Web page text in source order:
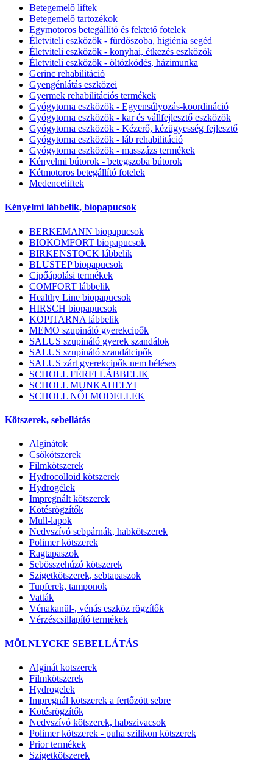
Betegemelő liftek
Betegemelő tartozékok
Egymotoros betegállító és fektető fotelek
Életviteli eszközök - fürdőszoba, higiénia segéd
Életviteli eszközök - konyhai, étkezés eszközök
Életviteli eszközök - öltözködés, házimunka
Gerinc rehabilitáció
Gyengénlátás eszközei
Gyermek rehabilitációs termékek
Gyógytorna eszközök - Egyensúlyozás-koordináció
Gyógytorna eszközök - kar és vállfejlesztő eszközök
Gyógytorna eszközök - Kézerő, kézügyesség fejlesztő
Gyógytorna eszközök - láb rehabilitáció
Gyógytorna eszközök - masszázs termékek
Kényelmi bútorok - betegszoba bútorok
Kétmotoros betegállító fotelek
Medenceliftek
Kényelmi lábbelik, biopapucsok
BERKEMANN biopapucsok
BIOKOMFORT biopapucsok
BIRKENSTOCK lábbelik
BLUSTEP biopapucsok
Cipőápolási termékek
COMFORT lábbelik
Healthy Line biopapucsok
HIRSCH biopapucsok
KOPITARNA lábbelik
MEMO szupináló gyerekcipők
SALUS szupináló gyerek szandálok
SALUS szupináló szandálcipők
SALUS zárt gyerekcipők nem béléses
SCHOLL FÉRFI LÁBBELIK
SCHOLL MUNKAHELYI
SCHOLL NŐI MODELLEK
Kötszerek, sebellátás
Alginátok
Csőkötszerek
Filmkötszerek
Hydrocolloid kötszerek
Hydrogélek
Impregnált kötszerek
Kötésrögzítők
Mull-lapok
Nedvszívó sebpárnák, habkötszerek
Polimer kötszerek
Ragtapaszok
Sebösszehúzó kötszerek
Szigetkötszerek, sebtapaszok
Tupferek, tamponok
Vatták
Vénakanül-, vénás eszköz rögzítők
Vérzéscsillapító termékek
MÖLNLYCKE SEBELLÁTÁS
Alginát kotszerek
Filmkötszerek
Hydrogelek
Impregnál kötszerek a fertőzött sebre
Kötésrögzítők
Nedvszívó kötszerek, habszivacsok
Polimer kötszerek - puha szilikon kötszerek
Prior termékek
Szigetkötszerek